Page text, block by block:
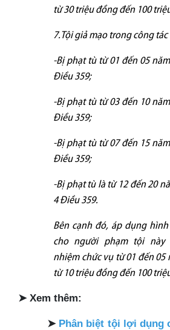
từ 30 triệu đồng đến 100
7.Tội giả mạo trong công tác
-Bị phạt tù từ 01 đến 05
Điều 359;
-Bị phạt tù từ 03 đến 10
Điều 359;
-Bị phạt tù từ 07 đến 15
Điều 359;
-Bị phạt tù là từ 12 đến 20
4 Điều 359.
Bên cạnh đó, áp dụng
cho người phạm tội này
nhiệm chức vụ từ 01 đến 05
từ 10 triệu đồng đến 100
➤ Xem thêm:
➤ Phân biệt tội lợi dụng